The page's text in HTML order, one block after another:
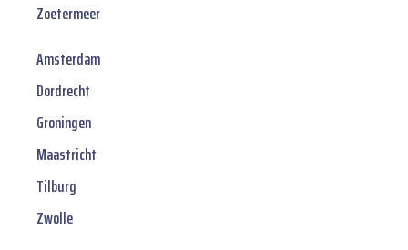
Zoetermeer
Amsterdam
Dordrecht
Groningen
Maastricht
Tilburg
Zwolle